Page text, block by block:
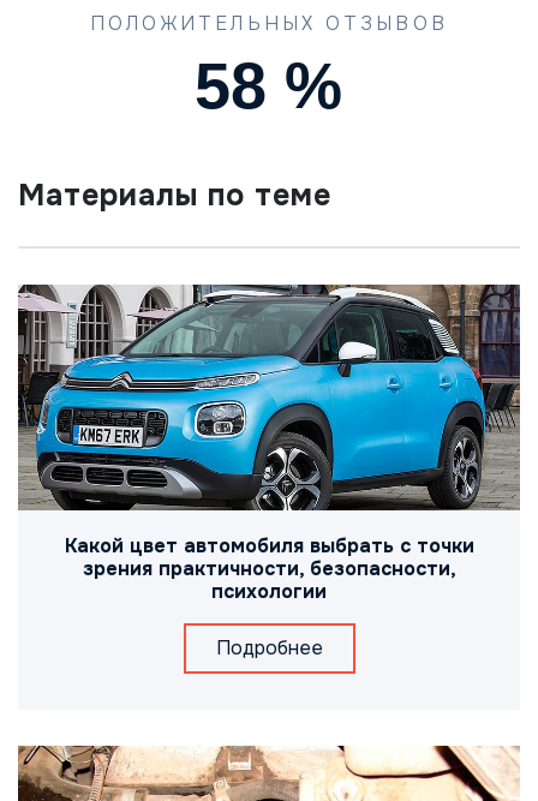
ПОЛОЖИТЕЛЬНЫХ ОТЗЫВОВ
90 %
Материалы по теме
Какой цвет автомобиля выбрать с точки
зрения практичности, безопасности,
психологии
Подробнее